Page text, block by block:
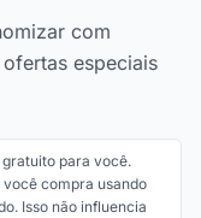
com
especiais
para você.
compra usando
Isso não influencia